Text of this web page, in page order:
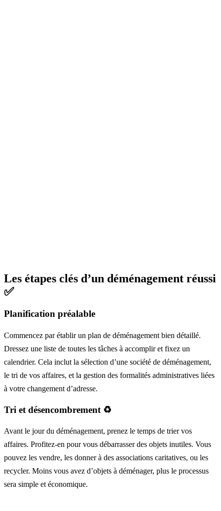
Les étapes clés d’un déménagement réussi
✅
Planification préalable
Commencez par établir un plan de déménagement bien détaillé.
Dressez une liste de toutes les tâches à accomplir et fixez un
calendrier. Cela inclut la sélection d’une société de déménagement,
le tri de vos affaires, et la gestion des formalités administratives liées
à votre changement d’adresse.
Tri et désencombrement ♻️
Avant le jour du déménagement, prenez le temps de trier vos
affaires. Profitez-en pour vous débarrasser des objets inutiles. Vous
pouvez les vendre, les donner à des associations caritatives, ou les
recycler. Moins vous avez d’objets à déménager, plus le processus
sera simple et économique.